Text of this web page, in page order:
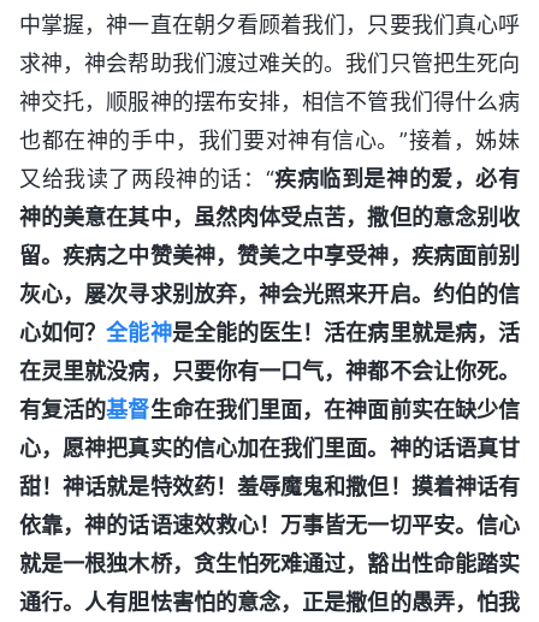
中掌握，神一直在朝夕看顾着我们，只要我们真心呼
求神，神会帮助我们渡过难关的。我们只管把生死向
神交托，顺服神的摆布安排，相信不管我们得什么病
也都在神的手中，我们要对神有信心。”接着，姊妹
又给我读了两段神的话：“疾病临到是神的爱，必有
神的美意在其中，虽然肉体受点苦，撒但的意念别收
留。疾病之中赞美神，赞美之中享受神，疾病面前别
灰心，屡次寻求别放弃，神会光照来开启。约伯的信
心如何？全能神是全能的医生！活在病里就是病，活
在灵里就没病，只要你有一口气，神都不会让你死。
有复活的基督生命在我们里面，在神面前实在缺少信
心，愿神把真实的信心加在我们里面。神的话语真甘
甜！神话就是特效药！羞辱魔鬼和撒但！摸着神话有
依靠，神的话语速效救心！万事皆无一切平安。信心
就是一根独木桥，贪生怕死难通过，豁出性命能踏实
通行。人有胆怯害怕的意念，正是撒但的愚弄，怕我